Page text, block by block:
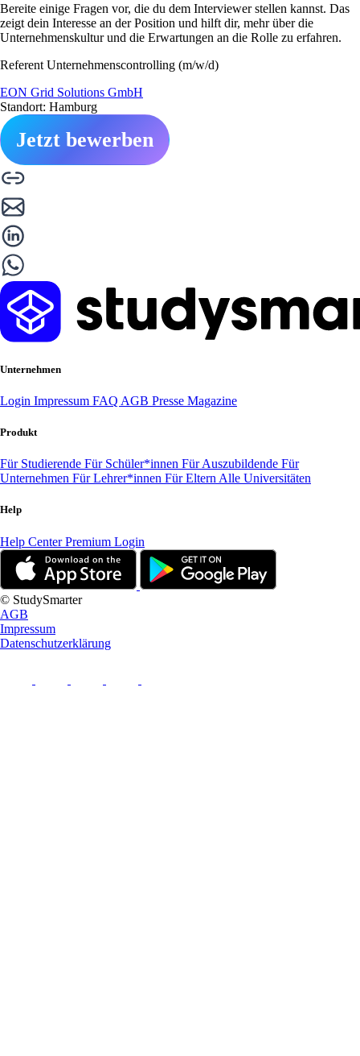
Bereite einige Fragen vor, die du dem Interviewer stellen kannst. Das
zeigt dein Interesse an der Position und hilft dir, mehr über die
Unternehmenskultur und die Erwartungen an die Rolle zu erfahren.
Referent Unternehmenscontrolling (m/w/d)
EON Grid Solutions GmbH
Standort: Hamburg
Jetzt bewerben
Unternehmen
Login Impressum FAQ AGB Presse Magazine
Produkt
Für Studierende Für Schüler*innen Für Auszubildende Für
Unternehmen Für Lehrer*innen Für Eltern Alle Universitäten
Help
Help CenterPremium Login
© StudySmarter
AGB
Impressum
Datenschutzerklärung